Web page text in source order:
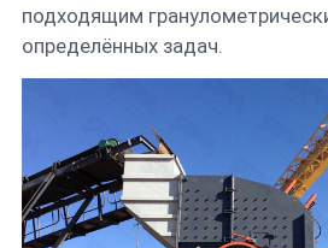
подходящим
определённых задач.